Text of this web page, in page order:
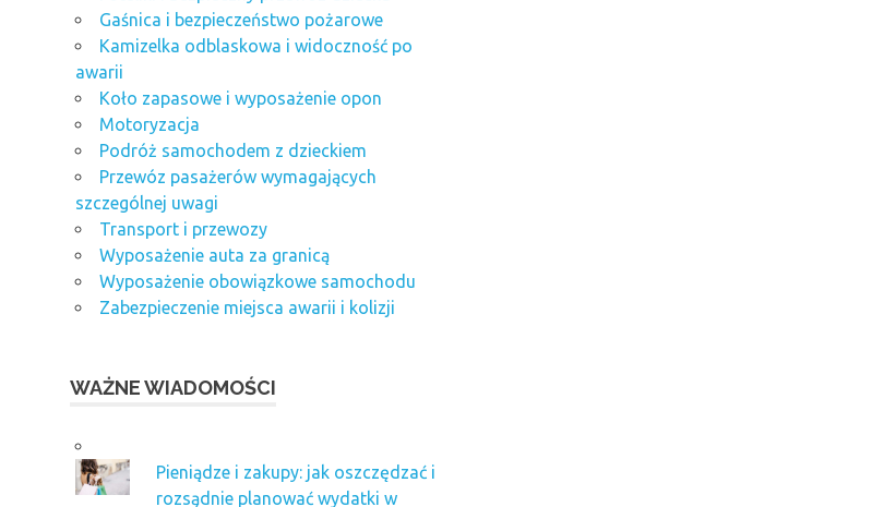
Gaśnica i bezpieczeństwo pożarowe
Kamizelka odblaskowa i widoczność po
awarii
Koło zapasowe i wyposażenie opon
Motoryzacja
Podróż samochodem z dzieckiem
Przewóz pasażerów wymagających
szczególnej uwagi
Transport i przewozy
Wyposażenie auta za granicą
Wyposażenie obowiązkowe samochodu
Zabezpieczenie miejsca awarii i kolizji
WAŻNE WIADOMOŚCI
Pieniądze i zakupy: jak oszczędzać i
rozsądnie planować wydatki w